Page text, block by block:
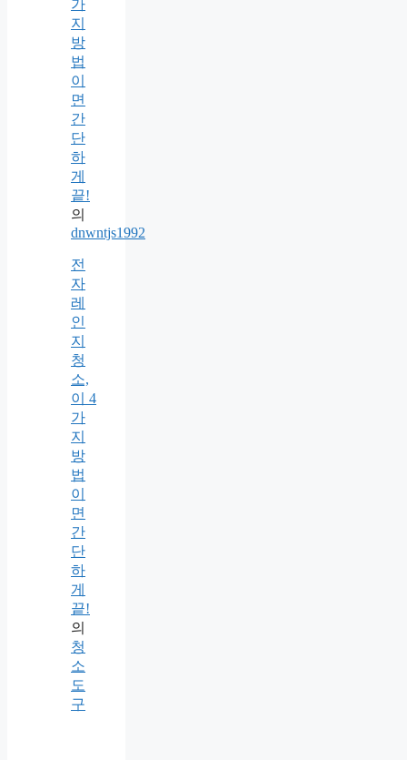
가
지
방
법
이
면
간
단
하
게
끝!
의
dnwntjs1992
전
자
레
인
지
청
소,
이 4
가
지
방
법
이
면
간
단
하
게
끝!
의
청
소
도
구